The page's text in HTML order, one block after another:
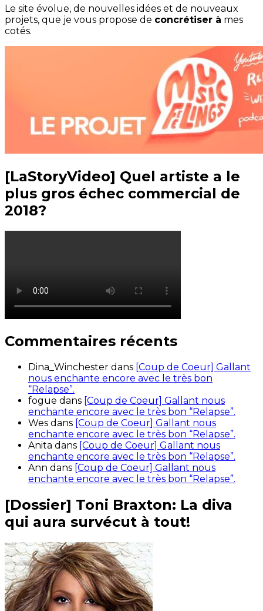
Le site évolue, de nouvelles idées et de nouveaux
projets, que je vous propose de concrétiser à mes
cotés.
[LaStoryVideo] Quel artiste a le
plus gros échec commercial de
2018?
Commentaires récents
Dina_Winchester dans [Coup de Coeur] Gallant
nous enchante encore avec le très bon
“Relapse”.
fogue dans [Coup de Coeur] Gallant nous
enchante encore avec le très bon “Relapse”.
Wes dans [Coup de Coeur] Gallant nous
enchante encore avec le très bon “Relapse”.
Anita dans [Coup de Coeur] Gallant nous
enchante encore avec le très bon “Relapse”.
Ann dans [Coup de Coeur] Gallant nous
enchante encore avec le très bon “Relapse”.
[Dossier] Toni Braxton: La diva
qui aura survécut à tout!